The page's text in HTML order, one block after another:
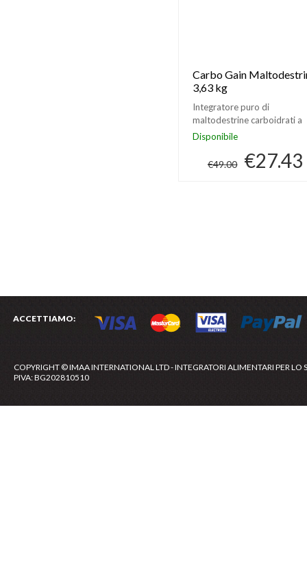
Carbo Gain
3,63 kg
Integratore puro di
maltodestrine carboidrati a
lento assorbimento
Disponibile
€49.00 €27.43
ACCETTIAMO:
COPYRIGHT © IMAA INTERNATIONAL LTD - INTEGRATORI ALIMENTARI PER LO
PIVA: BG202810510